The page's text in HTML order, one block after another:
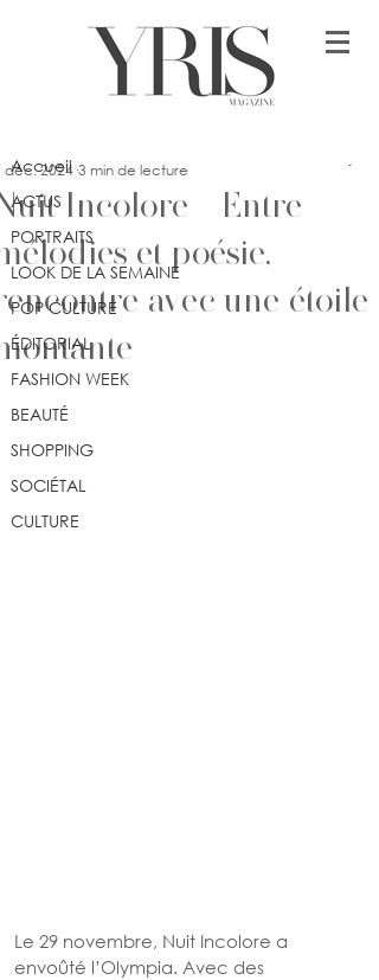
Accueil
ACTUS
PORTRAITS
LOOK DE LA SEMAINE
POP CULTURE
ÉDITORIAL
FASHION WEEK
BEAUTÉ
SHOPPING
SOCIÉTAL
CULTURE
Incolore - Entre
et poésie,
avec une étoile
déc. 2024 3 min de lecture
Le 29 novembre, Nuit Incolore a
envoûté l’Olympia. Avec des